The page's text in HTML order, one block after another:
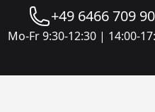
+49 6466 709
Mo-Fr 9:30-12:30 | 14:00-